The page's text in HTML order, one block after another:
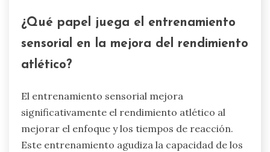
decisiones intuitiva?
Las técnicas de visualización pueden mejorar la
reducir el estrés. Estos métodos ayudan a los
atletas a gestionar la ansiedad, lo que lleva a un
mejor rendimiento. Al ensayar mentalmente
escenarios, los atletas pueden acceder a su